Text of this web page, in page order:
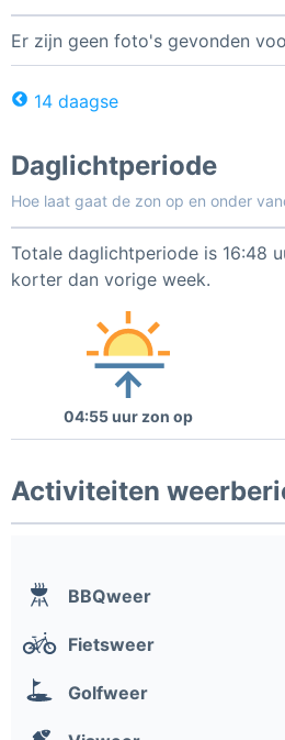
Er zijn geen foto's gevonden
14 daagse
Daglichtperiode
Hoe laat gaat de zon op en onder
Totale daglichtperiode is 16:48
korter dan vorige week.
04:55 uur zon op
Activiteiten
BBQweer
Fietsweer
Golfweer